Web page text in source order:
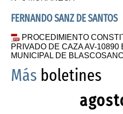
FERNANDO SANZ DE SANTOS
PROCEDIMIENTO
PRIVADO DE CAZA AV-10890
MUNICIPAL DE
Más boletines